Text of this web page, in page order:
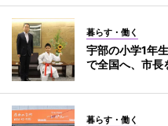
暮らす・働く
宇部の小学1年
で全国へ、市長
暮らす・働く